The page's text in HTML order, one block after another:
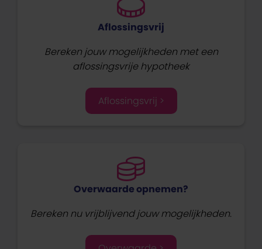
Aflossingsvrij
Bereken jouw mogelijkheden met een
aflossingsvrije hypotheek
Aflossingsvrij >
Overwaarde opnemen?
Bereken nu vrijblijvend jouw mogelijkheden.